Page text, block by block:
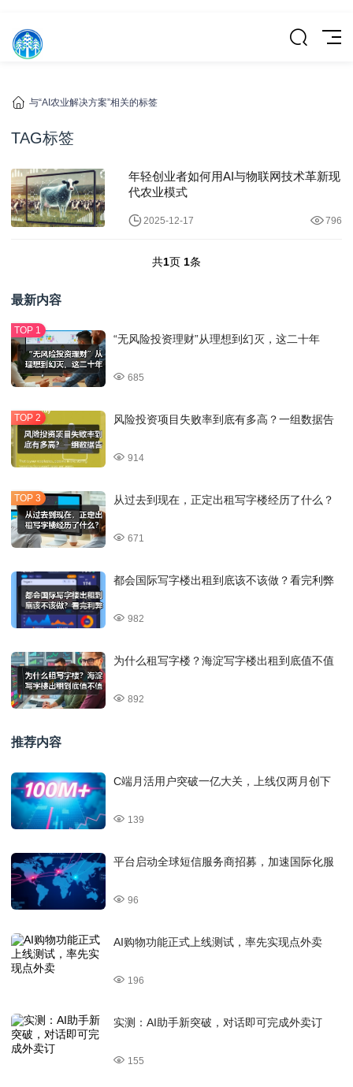
与“AI农业解决方案”相关的标签
TAG标签
年轻创业者如何用AI与物联网技术革新现
代农业模式
2025-12-17 796
共1页 1条
最新内容
“无风险投资理财”从理想到幻灭，这二十年
685
风险投资项目失败率到底有多高？一组数据告
914
从过去到现在，正定出租写字楼经历了什么？
671
都会国际写字楼出租到底该不该做？看完利弊
982
为什么租写字楼？海淀写字楼出租到底值不值
892
推荐内容
C端月活用户突破一亿大关，上线仅两月创下
139
平台启动全球短信服务商招募，加速国际化服
96
AI购物功能正式上线测试，率先实现点外卖
196
实测：AI助手新突破，对话即可完成外卖订
155